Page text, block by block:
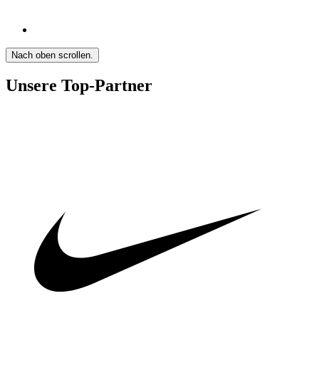
Nach oben scrollen.
Unsere Top-Partner